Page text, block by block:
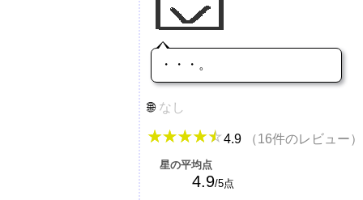
・・・。
なし
4.9 （16件のレビュー）
星の平均点
4.9/5点